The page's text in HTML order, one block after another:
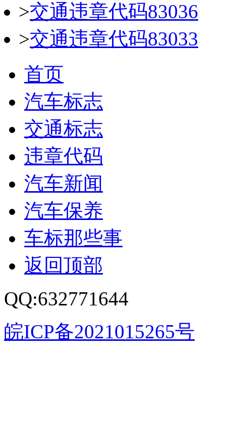
>交通违章代码83036
>交通违章代码83033
首页
汽车标志
交通标志
违章代码
汽车新闻
汽车保养
车标那些事
返回顶部
QQ:632771644
皖ICP备2021015265号